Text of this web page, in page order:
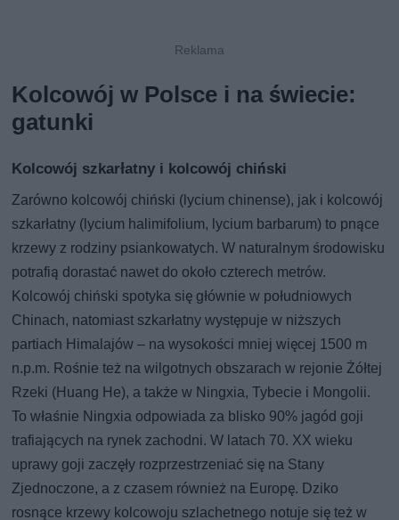
Kolcowój w Polsce i na świecie:
gatunki
Kolcowój szkarłatny i kolcowój chiński
Zarówno kolcowój chiński (lycium chinense), jak i kolcowój
szkarłatny (lycium halimifolium, lycium barbarum) to pnące
krzewy z rodziny psiankowatych. W naturalnym środowisku
potrafią dorastać nawet do około czterech metrów.
Kolcowój chiński spotyka się głównie w południowych
Chinach, natomiast szkarłatny występuje w niższych
partiach Himalajów – na wysokości mniej więcej 1500 m
n.p.m. Rośnie też na wilgotnych obszarach w rejonie Żółtej
Rzeki (Huang He), a także w Ningxia, Tybecie i Mongolii.
To właśnie Ningxia odpowiada za blisko 90% jagód goji
trafiających na rynek zachodni. W latach 70. XX wieku
uprawy goji zaczęły rozprzestrzeniać się na Stany
Zjednoczone, a z czasem również na Europę. Dziko
rosnące krzewy kolcowoju szlachetnego notuje się też w